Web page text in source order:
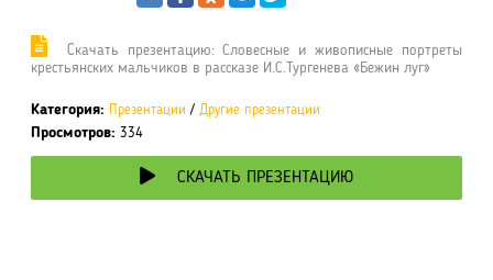
Cкачать презентацию: Словесные и живописные портреты
крестьянских мальчиков в рассказе И.С.Тургенева «Бежин луг»
Категория: Презентации / Другие презентации
Просмотров: 334
СКАЧАТЬ ПРЕЗЕНТАЦИЮ